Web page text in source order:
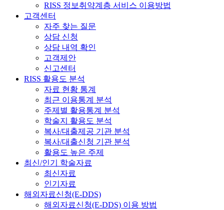
RISS 정보취약계층 서비스 이용방법
고객센터
자주 찾는 질문
상담 신청
상담 내역 확인
고객제안
신고센터
RISS 활용도 분석
자료 현황 통계
최근 이용통계 분석
주제별 활용통계 분석
학술지 활용도 분석
복사/대출제공 기관 분석
복사/대출신청 기관 분석
활용도 높은 주제
최신/인기 학술자료
최신자료
인기자료
해외자료신청(E-DDS)
해외자료신청(E-DDS) 이용 방법